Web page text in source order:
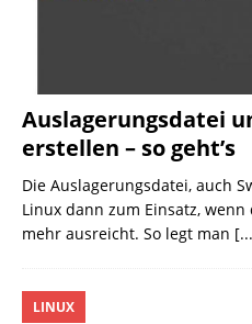
Auslagerungsdatei
erstellen – so geht’s
Die Auslagerungsdatei, auch
Linux dann zum Einsatz,
mehr ausreicht. So legt man
LINUX